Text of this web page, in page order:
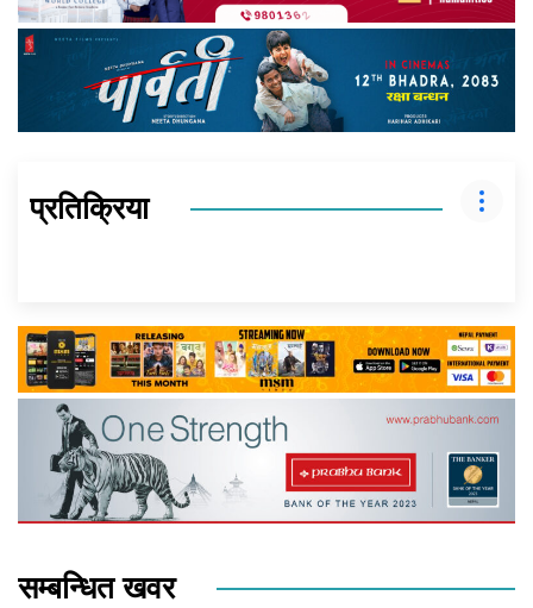
प्रतिक्रिया
सम्बन्धित खवर